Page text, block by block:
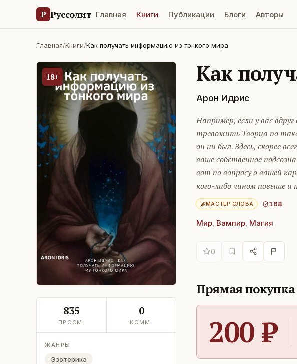
Р Руссолит Главная Книги Публикации Блоги Авторы
Главная/Книги/Как получать информацию из тонкого мира
18+
835
ПРОСМ.
0
КОММ.
ЖАНРЫ
Эзотерика
Как
Арон Идрис
Например, если у вас
тревожить Творца по
он ни был. Здесь, скорее
ваше собственное
вот по вопросу о вашей
кого-либо чином повыше и
МАСТЕР СЛОВА 168
Мир, Вампир, Магия
0
Прямая покупка
200 ₽